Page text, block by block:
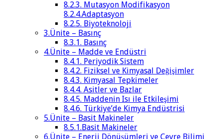
8.2.3. Mutasyon Modifikasyon
8.2.4.Adaptasyon
8.2.5. Biyoteknoloji
3.Ünite – Basınç
8.3.1. Basınç
4.Ünite – Madde ve Endüstri
8.4.1. Periyodik Sistem
8.4.2. Fiziksel ve Kimyasal Değişimler
8.4.3. Kimyasal Tepkimeler
8.4.4. Asitler ve Bazlar
8.4.5. Maddenin Isı ile Etkileşimi
8.4.6. Türkiye’de Kimya Endüstrisi
5.Ünite – Basit Makineler
8.5.1.Basit Makineler
6.Ünite – Enerji Dönüşümleri ve Çevre Bilimi